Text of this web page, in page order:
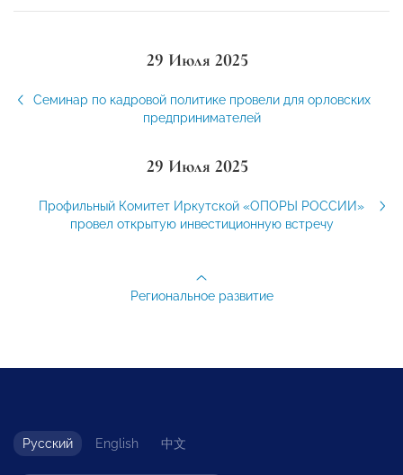
29 Июля 2025
Семинар по кадровой политике провели для орловских
предпринимателей
29 Июля 2025
Профильный Комитет Иркутской «ОПОРЫ РОССИИ»
провел открытую инвестиционную встречу
Региональное развитие
Русский English 中文